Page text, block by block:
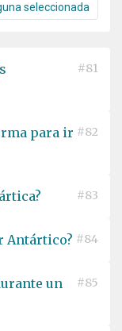
seleccionada
#81
para ir #82
#83
Antártico? #84
un
#85